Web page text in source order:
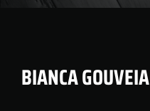
BIANCA GOUVEIA